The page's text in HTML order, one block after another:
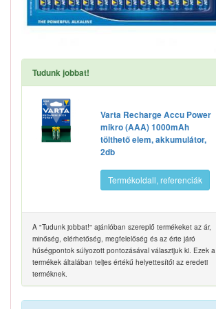
Tudunk jobbat!
Varta Recharge Accu Power
mikro (AAA) 1000mAh
tölthető elem, akkumulátor,
2db
Termékoldall, referenciák
A "Tudunk jobbat!" ajánlóban szereplő termékeket az ár,
minőség, elérhetőség, megfelelőség és az érte járó
hűségpontok súlyozott pontozásával választjuk ki. Ezek a
termékek általában teljes értékű helyettesítői az eredeti
terméknek.